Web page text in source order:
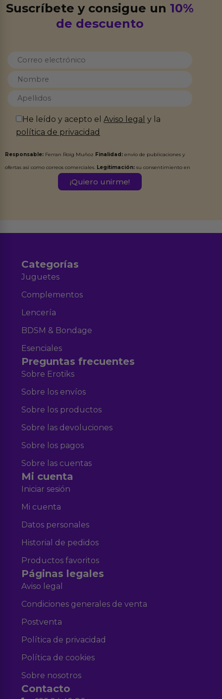
Suscríbete y consigue un10%
de descuento
He leído y acepto elAviso legal y la
política de privacidad
Responsable: Ferran Roig Muñoz Finalidad: envío de publicaciones y
ofertas así como correos comerciales. Legitimación: su consentimiento en
Destinatarios:Ferran Roig Muñoz. Podrás ejercer tus
Categorías
Juguetes
Complementos
Lencería
BDSM & Bondage
Esenciales
Preguntas frecuentes
Sobre Erotiks
Sobre los envíos
Sobre los productos
Sobre las devoluciones
Sobre los pagos
Sobre las cuentas
Mi cuenta
Iniciar sesión
Mi cuenta
Datos personales
Historial de pedidos
Productos favoritos
Páginas legales
Aviso legal
Condiciones generales de venta
Postventa
Política de privacidad
Política de cookies
Sobre nosotros
Contacto